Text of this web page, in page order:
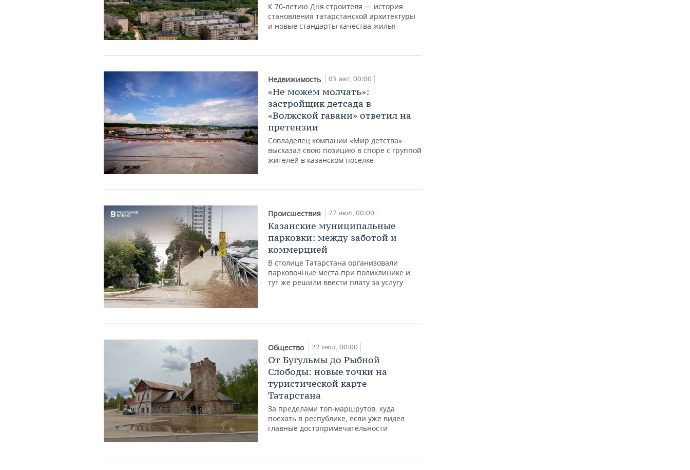
К 70-летию Дня строителя — история
становления татарстанской архитектуры
и новые стандарты качества жилья
Недвижимость 05 авг, 00:00
«Не можем молчать»:
застройщик детсада в
«Волжской гавани» ответил на
претензии
Совладелец компании «Мир детства»
высказал свою позицию в споре с группой
жителей в казанском поселке
Происшествия 27 июл, 00:00
Казанские муниципальные
парковки: между заботой и
коммерцией
В столице Татарстана организовали
парковочные места при поликлинике и
тут же решили ввести плату за услугу
Общество 22 июл, 00:00
От Бугульмы до Рыбной
Слободы: новые точки на
туристической карте
Татарстана
За пределами топ‑маршрутов: куда
поехать в республике, если уже видел
главные достопримечательности